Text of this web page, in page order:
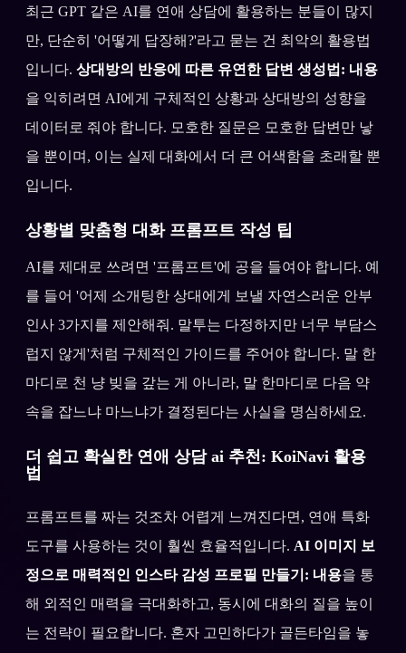
최근 GPT 같은 AI를 연애 상담에 활용하는 분들이 많지
만, 단순히 '어떻게 답장해?'라고 묻는 건 최악의 활용법
입니다. 상대방의 반응에 따른 유연한 답변 생성법: 내용
을 익히려면 AI에게 구체적인 상황과 상대방의 성향을
데이터로 줘야 합니다. 모호한 질문은 모호한 답변만 낳
을 뿐이며, 이는 실제 대화에서 더 큰 어색함을 초래할 뿐
입니다.
상황별 맞춤형 대화 프롬프트 작성 팁
AI를 제대로 쓰려면 '프롬프트'에 공을 들여야 합니다. 예
를 들어 '어제 소개팅한 상대에게 보낼 자연스러운 안부
인사 3가지를 제안해줘. 말투는 다정하지만 너무 부담스
럽지 않게'처럼 구체적인 가이드를 주어야 합니다. 말 한
마디로 천 냥 빚을 갚는 게 아니라, 말 한마디로 다음 약
속을 잡느냐 마느냐가 결정된다는 사실을 명심하세요.
더 쉽고 확실한 연애 상담 ai 추천: KoiNavi 활용
법
프롬프트를 짜는 것조차 어렵게 느껴진다면, 연애 특화
도구를 사용하는 것이 훨씬 효율적입니다. AI 이미지 보
정으로 매력적인 인스타 감성 프로필 만들기: 내용을 통
해 외적인 매력을 극대화하고, 동시에 대화의 질을 높이
는 전략이 필요합니다. 혼자 고민하다가 골든타임을 놓